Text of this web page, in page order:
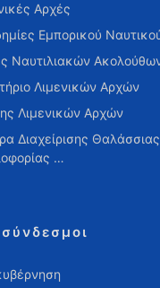
Αρχές
Εμπορικού
Ναυτιλιακών
Λιμενικών Αρχών
Λιμενικών Αρχών
Διαχείρισης Θαλάσσιας
…